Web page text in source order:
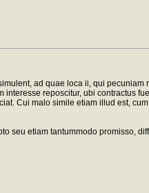
ad quae loca ii, qui pecuniam
reposcitur, ubi contractus
Cui malo simile etiam illud est,
seu etiam tantummodo promisso,